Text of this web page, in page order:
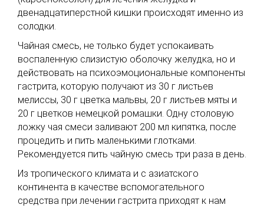
двенадцатиперстной кишки происходят именно из
солодки.
Чайная смесь, не только будет успокаивать
воспаленную слизистую оболочку желудка, но и
действовать на психоэмоциональные компоненты
гастрита, которую получают из 30 г листьев
мелиссы, 30 г цветка мальвы, 20 г листьев мяты и
20 г цветков немецкой ромашки. Одну столовую
ложку чая смеси заливают 200 мл кипятка, после
процедить и пить маленькими глотками.
Рекомендуется пить чайную смесь три раза в день.
Из тропического климата и с азиатского
континента в качестве вспомогательного
средства при лечении гастрита приходят к нам